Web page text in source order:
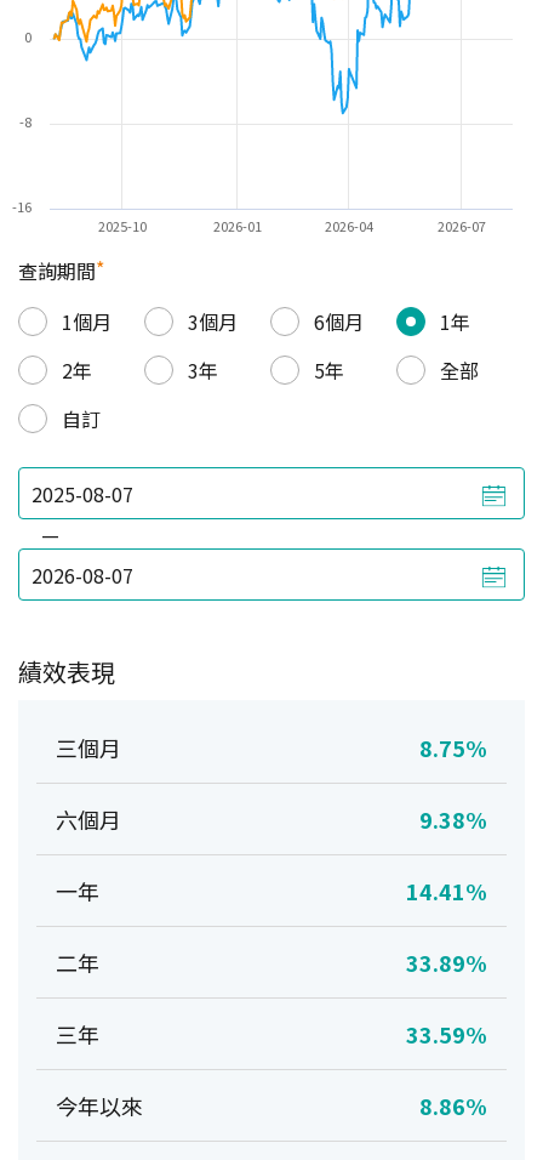
2025-10 2026-01 2026-04 2026-07
-16
-8
0
查詢期間*
1個月
3個月 6個月
1年
2年
3年 5年
全部
自訂
—
績效表現
三個月 8.75%
六個月 9.38%
一年 14.41%
二年 33.89%
三年 33.59%
今年以來 8.86%